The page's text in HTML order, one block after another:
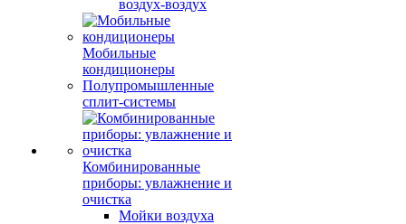
воздух-воздух
Мобильные
кондиционеры
Полупромышленные
сплит-системы
Комбинированные
приборы: увлажнение и
очистка
Мойки воздуха